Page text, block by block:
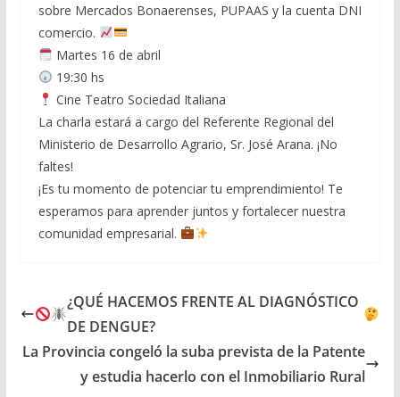
sobre Mercados Bonaerenses, PUPAAS y la cuenta DNI
comercio.
Martes 16 de abril
19:30 hs
Cine Teatro Sociedad Italiana
La charla estará a cargo del Referente Regional del
Ministerio de Desarrollo Agrario, Sr. José Arana. ¡No
faltes!
¡Es tu momento de potenciar tu emprendimiento! Te
esperamos para aprender juntos y fortalecer nuestra
comunidad empresarial.
¿QUÉ HACEMOS FRENTE AL DIAGNÓSTICO
DE DENGUE?
La Provincia congeló la suba prevista de la Patente
y estudia hacerlo con el Inmobiliario Rural